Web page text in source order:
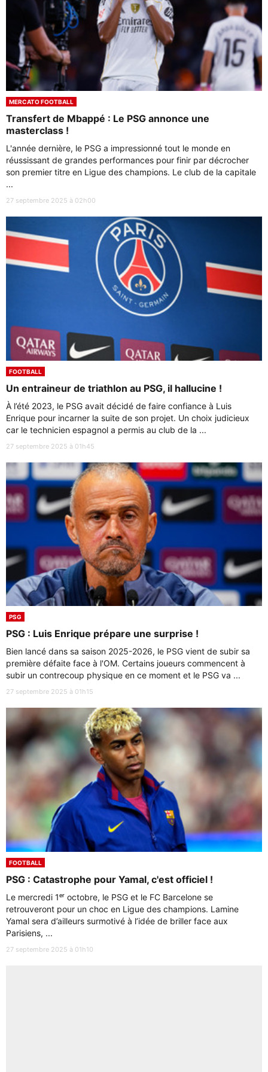
MERCATO FOOTBALL
Transfert de Mbappé : Le PSG annonce une
masterclass !
L'année dernière, le PSG a impressionné tout le monde en
réussissant de grandes performances pour finir par décrocher
son premier titre en Ligue des champions. Le club de la capitale
...
27 septembre 2025 à 02h00
FOOTBALL
Un entraineur de triathlon au PSG, il hallucine !
À l’été 2023, le PSG avait décidé de faire confiance à Luis
Enrique pour incarner la suite de son projet. Un choix judicieux
car le technicien espagnol a permis au club de la ...
27 septembre 2025 à 01h45
PSG
PSG : Luis Enrique prépare une surprise !
Bien lancé dans sa saison 2025-2026, le PSG vient de subir sa
première défaite face à l'OM. Certains joueurs commencent à
subir un contrecoup physique en ce moment et le PSG va ...
27 septembre 2025 à 01h15
FOOTBALL
PSG : Catastrophe pour Yamal, c'est officiel !
Le mercredi 1ᵉʳ octobre, le PSG et le FC Barcelone se
retrouveront pour un choc en Ligue des champions. Lamine
Yamal sera d’ailleurs surmotivé à l’idée de briller face aux
Parisiens, ...
27 septembre 2025 à 01h10